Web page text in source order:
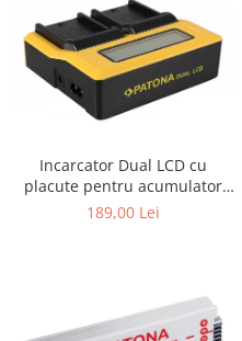
Incarcator Dual LCD cu
placute pentru acumulator
Sony NP-F970 Patona
189,00 Lei